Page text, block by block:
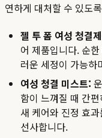
연하게 대처할 수 있도
젤 투 폼 여성 청결
어 제품입니다. 순한
러운 세정이 가능
여성 청결 미스트:
함이 느껴질 때 간
새 케어와 진정 효
선사합니다.